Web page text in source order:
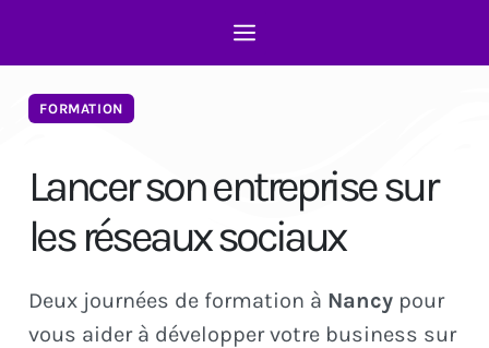
FORMATION
Lancer son entreprise sur
les réseaux sociaux
Deux journées de formation à Nancy pour
vous aider à développer votre business sur